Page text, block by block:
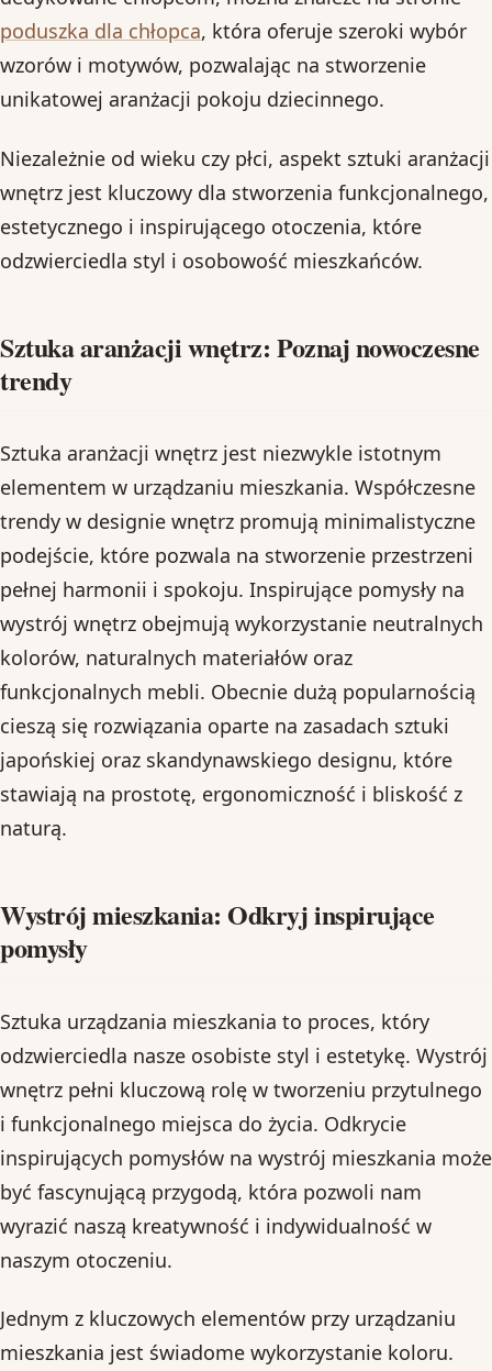
poduszka dla chłopca, która oferuje szeroki wybór
wzorów i motywów, pozwalając na stworzenie
unikatowej aranżacji pokoju dziecinnego.
Niezależnie od wieku czy płci, aspekt sztuki aranżacji
wnętrz jest kluczowy dla stworzenia funkcjonalnego,
estetycznego i inspirującego otoczenia, które
odzwierciedla styl i osobowość mieszkańców.
Sztuka aranżacji wnętrz: Poznaj nowoczesne
trendy
Sztuka aranżacji wnętrz jest niezwykle istotnym
elementem w urządzaniu mieszkania. Współczesne
trendy w designie wnętrz promują minimalistyczne
podejście, które pozwala na stworzenie przestrzeni
pełnej harmonii i spokoju. Inspirujące pomysły na
wystrój wnętrz obejmują wykorzystanie neutralnych
kolorów, naturalnych materiałów oraz
funkcjonalnych mebli. Obecnie dużą popularnością
cieszą się rozwiązania oparte na zasadach sztuki
japońskiej oraz skandynawskiego designu, które
stawiają na prostotę, ergonomiczność i bliskość z
naturą.
Wystrój mieszkania: Odkryj inspirujące
pomysły
Sztuka urządzania mieszkania to proces, który
odzwierciedla nasze osobiste styl i estetykę. Wystrój
wnętrz pełni kluczową rolę w tworzeniu przytulnego
i funkcjonalnego miejsca do życia. Odkrycie
inspirujących pomysłów na wystrój mieszkania może
być fascynującą przygodą, która pozwoli nam
wyrazić naszą kreatywność i indywidualność w
naszym otoczeniu.
Jednym z kluczowych elementów przy urządzaniu
mieszkania jest świadome wykorzystanie koloru.